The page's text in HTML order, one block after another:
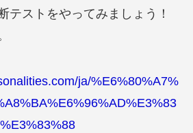
テストをやってみましょう！
ja/%E6%80%A7%